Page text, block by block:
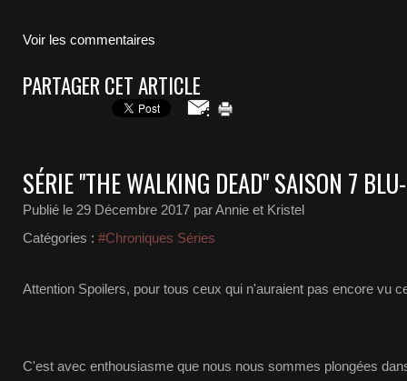
Voir les commentaires
PARTAGER CET ARTICLE
SÉRIE "THE WALKING DEAD" SAISON 7
Publié le 29 Décembre 2017 par Annie et Kristel
Catégories : #Chroniques Séries
Attention Spoilers, pour tous ceux qui n'auraient pas encore vu
C'est avec enthousiasme que nous nous sommes plongées